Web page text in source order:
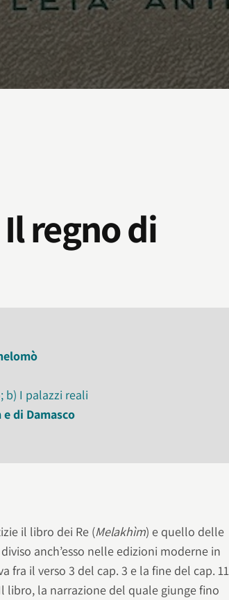
Il regno di
b) I palazzi reali
di Damasco
il libro dei Re (Melakhìm) e quello delle
anch’esso nelle edizioni moderne in
fra il verso 3 del cap. 3 e la fine del cap. 11
libro, la narrazione del quale giunge fino